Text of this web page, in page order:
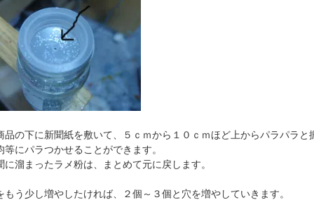
品の下に新聞紙を敷いて、５ｃｍから１０ｃｍほど上からパラパラと
等にパラつかせることができます。
に溜まったラメ粉は、まとめて元に戻します。
もう少し増やしたければ、２個～３個と穴を増やしていきます。